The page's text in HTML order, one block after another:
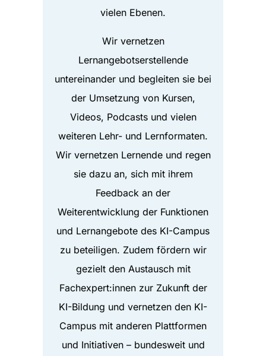
vielen Ebenen.
Wir vernetzen
Lernangebotserstellende
untereinander und begleiten sie bei
der Umsetzung von Kursen,
Videos, Podcasts und vielen
weiteren Lehr- und Lernformaten.
Wir vernetzen Lernende und regen
sie dazu an, sich mit ihrem
Feedback an der
Weiterentwicklung der Funktionen
und Lernangebote des KI-Campus
zu beteiligen. Zudem fördern wir
gezielt den Austausch mit
Fachexpert:innen zur Zukunft der
KI-Bildung und vernetzen den KI-
Campus mit anderen Plattformen
und Initiativen – bundesweit und